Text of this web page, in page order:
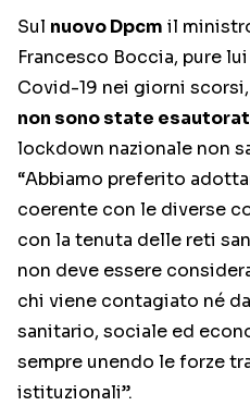
Sul nuovo Dpcm il
Francesco Boccia, pure
Covid-19 nei giorni
non sono state
lockdown nazionale non
“Abbiamo preferito
coerente con le diverse
con la tenuta delle reti
non deve essere
chi viene contagiato né
sanitario, sociale ed
sempre unendo le forze
istituzionali”.